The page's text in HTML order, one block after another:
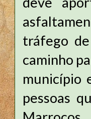
tráfego
caminho
município
pessoas